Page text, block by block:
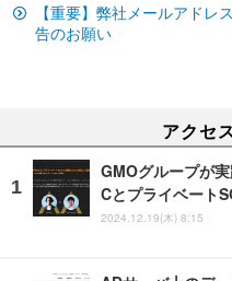
【重要】弊社メールアドレ
告のお願い
アクセ
GMOグループが
Cとプライベート
2024.12.19(木) 8:15